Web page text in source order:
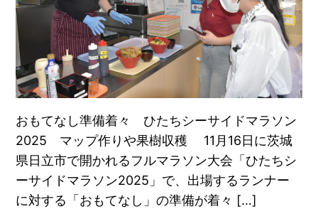
おもてなし準備着々 ひたちシーサイドマラソン
2025 マップ作りや果樹収穫 11月16日に茨城
県日立市で開かれるフルマラソン大会「ひたちシ
ーサイドマラソン2025」で、出場するランナー
に対する「おもてなし」の準備が着々 […]